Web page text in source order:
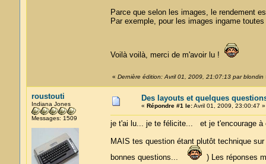
Parce que selon les images, le rendement
Par exemple, pour les images ingame
Voilà voilà, merci de m'avoir lu !
« Dernière édition: Avril 01, 2009, 21:07:13 par blondin
roustouti
Indiana Jones
Messages: 1509
Des layouts et quelques
« Répondre #1 le:Avril 01, 2009, 23:00:47 »
je t'ai lu... je te félicite... et je t'encourage à
MAIS tes question étant plutôt technique
bonnes questions...
) Les réponses